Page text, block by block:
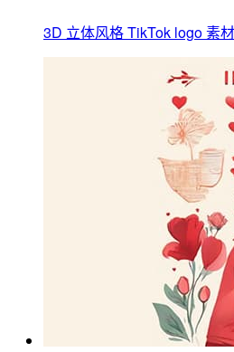
3D 立体风格 TikTok logo 素